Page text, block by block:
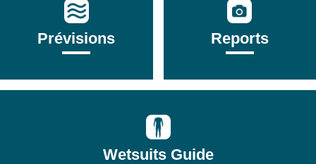
Prévisions Reports
Wetsuits Guide